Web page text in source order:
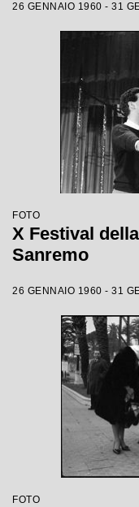
26 GENNAIO 1960 - 31
FOTO
X Festival
Sanremo
26 GENNAIO 1960 - 31
FOTO